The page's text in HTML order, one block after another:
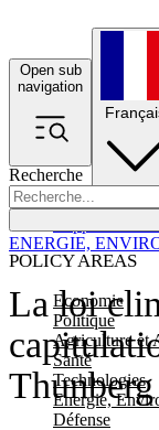
Open sub
navigation
Recherche
POLICY AREAS
Economie
Politique
Agriculture et
Santé
Technologies
Energie,
Défense
La loi
Thunberg
ENERGIE,